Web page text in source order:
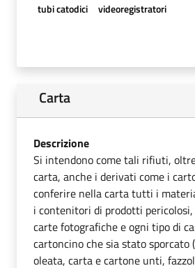
tubi catodici
videoregistratori
Carta
Descrizione
Si intendono come tali rifiuti,
carta, anche i derivati come i
conferire nella carta tutti i
i contenitori di prodotti
carte fotografiche e ogni tipo di
cartoncino che sia stato sporcato
oleata, carta e cartone unti,